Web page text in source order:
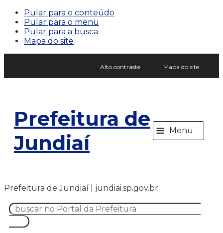
Pular para o conteúdo
Pular para o menu
Pular para a busca
Mapa do site
Alto contraste Mapa do site
Prefeitura de
Jundiaí
≡ Menu
Prefeitura de Jundiaí | jundiai.sp.gov.br